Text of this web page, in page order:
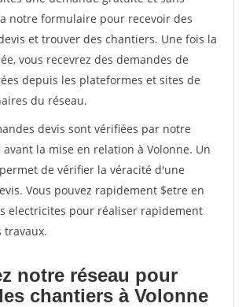
notre formulaire pour recevoir des
et trouver des chantiers. Une fois la
vous recevrez des demandes de
depuis les plateformes et sites de
du réseau.
devis sont vérifiées par notre
la mise en relation à Volonne. Un
de vérifier la véracité d'une
Vous pouvez rapidement $etre en
electricites pour réaliser rapidement
travaux.
notre réseau pour
chantiers à Volonne